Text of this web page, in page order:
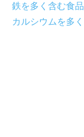
鉄を多く含む食品
カルシウムを多